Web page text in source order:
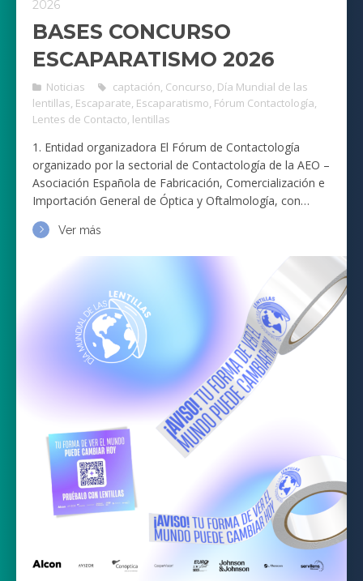
2026
BASES CONCURSO
ESCAPARATISMO 2026
Noticias captación, Concurso, Día Mundial de las
lentillas, Escaparate, Escaparatismo, Fórum Contactología,
Lentes de Contacto, lentillas
1. Entidad organizadora El Fórum de Contactología
organizado por la sectorial de Contactología de la AEO –
Asociación Española de Fabricación, Comercialización e
Importación General de Óptica y Oftalmología, con…
Ver más